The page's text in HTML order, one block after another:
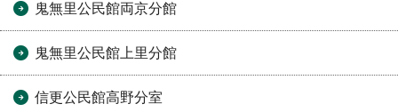
鬼無里公民館両京分館
鬼無里公民館上里分館
信更公民館高野分室